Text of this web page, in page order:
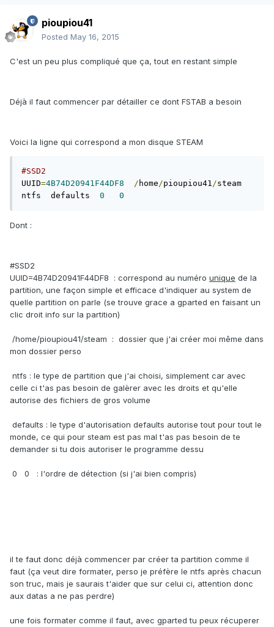
pioupiou41
Posted May 16, 2015
C'est un peu plus compliqué que ça, tout en restant simple
Déjà il faut commencer par détailler ce dont FSTAB a besoin
Voici la ligne qui correspond a mon disque STEAM
#SSD2
UUID=4B74D20941F44DF8 / home/pioupiou41/steam
ntfs  defaults 0 0
Dont :
#SSD2
UUID=4B74D20941F44DF8 : correspond au numéro unique de la
partition, une façon simple et efficace d'indiquer au system de
quelle partition on parle (se trouve grace a gparted en faisant un
clic droit info sur la partition)
/home/pioupiou41/steam : dossier que j'ai créer moi même dans
mon dossier perso
ntfs : le type de partition que j'ai choisi, simplement car avec
celle ci t'as pas besoin de galèrer avec les droits et qu'elle
autorise des fichiers de gros volume
defaults : le type d'autorisation defaults autorise tout pour tout le
monde, ce qui pour steam est pas mal t'as pas besoin de te
demander si tu dois autoriser le programme dessu
0 0 : l'ordre de détection (si j'ai bien compris)
il te faut donc déjà commencer par créer ta partition comme il
faut (ça veut dire formater, perso je préfère le ntfs après chacun
son truc, mais je saurais t'aider que sur celui ci, attention donc
aux datas a ne pas perdre)
une fois formater comme il faut, avec gparted tu peux récuperer